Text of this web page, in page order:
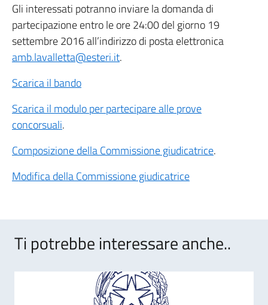
Gli interessati potranno inviare la domanda di
partecipazione entro le ore 24:00 del giorno 19
settembre 2016 all’indirizzo di posta elettronica
amb.lavalletta@esteri.it.
Scarica il bando
Scarica il modulo per partecipare alle prove
concorsuali.
Composizione della Commissione giudicatrice.
Modifica della Commissione giudicatrice
Ti potrebbe interessare anche..